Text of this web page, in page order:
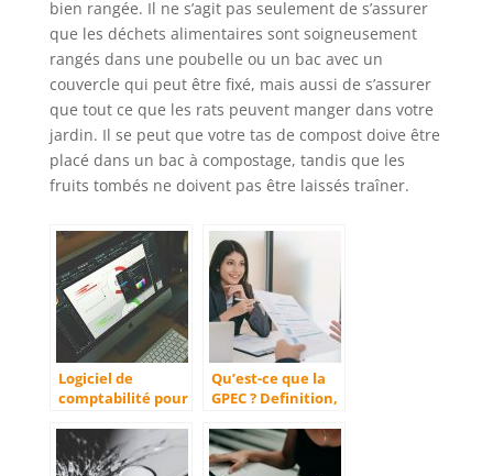
bien rangée. Il ne s’agit pas seulement de s’assurer
que les déchets alimentaires sont soigneusement
rangés dans une poubelle ou un bac avec un
couvercle qui peut être fixé, mais aussi de s’assurer
que tout ce que les rats peuvent manger dans votre
jardin. Il se peut que votre tas de compost doive être
placé dans un bac à compostage, tandis que les
fruits tombés ne doivent pas être laissés traîner.
Logiciel de
comptabilité pour
entreprises
Qu’est-ce que la
GPEC ? Definition,